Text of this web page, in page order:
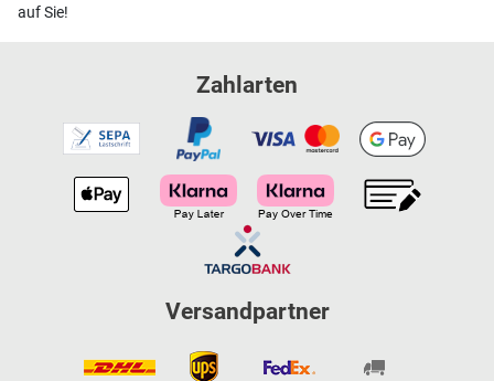
auf Sie!
Zahlarten
Versandpartner